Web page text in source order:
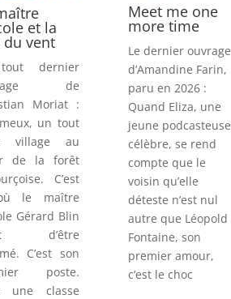
et la
vent
dernier
de
Moriat :
un tout
village au
de la forêt
C’est
le maître
Gérard Blin
d’être
C’est son
poste.
une classe
Meet me one
more time
Le dernier ouvrage
d’Amandine Farin,
paru en 2026 :
Quand Eliza, une
jeune podcasteuse
célèbre, se rend
compte que le
voisin qu’elle
déteste n’est nul
autre que Léopold
Fontaine, son
premier amour,
c’est le choc